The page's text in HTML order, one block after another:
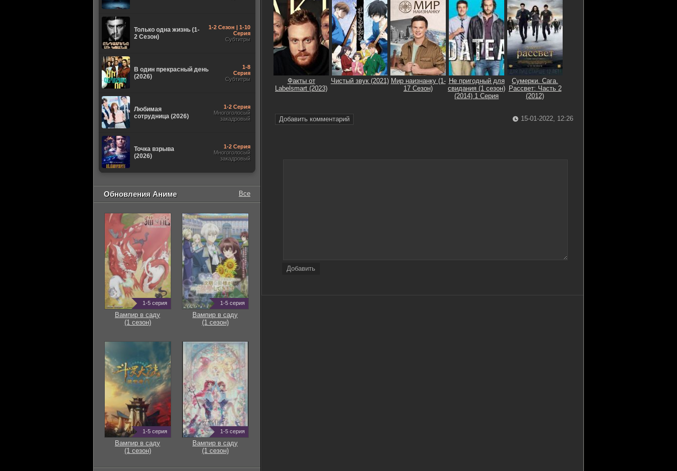
Факты от
Labelsmart (2023)
Чистый звук (2021) Мир наизнанку (1-
17 Сезон)
Не пригодный для
свидания (1 сезон)
(2014) 1 Серия
Сумерки. Сага.
Рассвет: Часть 2
(2012)
Добавить комментарий 15-01-2022, 12:26
Добавить
Только одна жизнь (1-
2 Сезон)
1-2 Сезон | 1-10
Серия
Субтитры
В один прекрасный день
(2026)
1-8
Серия
Субтитры
Любимая
сотрудница (2026)
1-2 Серия
Многоголосый
закадровый
Точка взрыва
(2026)
1-2 Серия
Многоголосый
закадровый
Обновления Аниме Все
1-5 серия
Вампир в саду
(1 сезон)
1-5 серия
Вампир в саду
(1 сезон)
1-5 серия
Вампир в саду
(1 сезон)
1-5 серия
Вампир в саду
(1 сезон)